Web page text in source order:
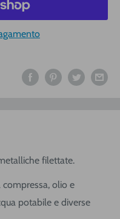
filettate.
compressa, olio e
potabile e diverse